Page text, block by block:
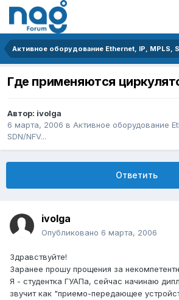
Где применяются
Автор: ivolga
6 марта, 2006 в Активное оборудование
SDN/NFV...
Ответить
ivolga
Опубликовано 6 марта, 2006
Здравствуйте!
Заранее прошу прощения за
Я - студентка ГУАПа, сейчас начинаю
звучит как "приемо-передающее